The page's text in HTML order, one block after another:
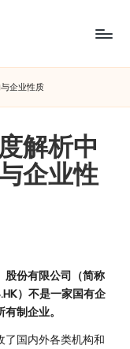
企业性质
解析中
企业性
股份有限公司（简称
）不是一家国有企
制企业。
了国内外各类机构和